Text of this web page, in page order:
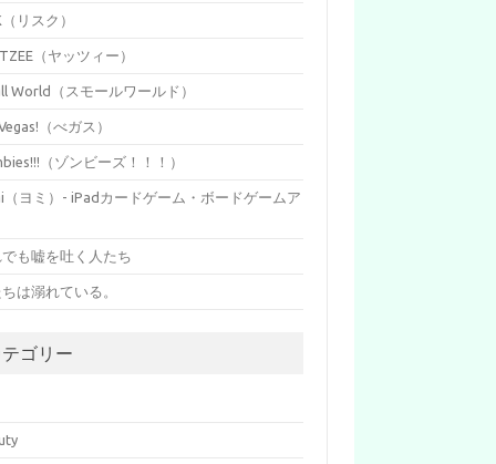
（リスク）
（ヤッツィー）
World（スモールワールド）
（べガス）
（ゾンビーズ！！！）
（ヨミ）- iPadカードゲーム・ボードゲームア
でも嘘を吐く人たち
は溺れている。
テゴリー